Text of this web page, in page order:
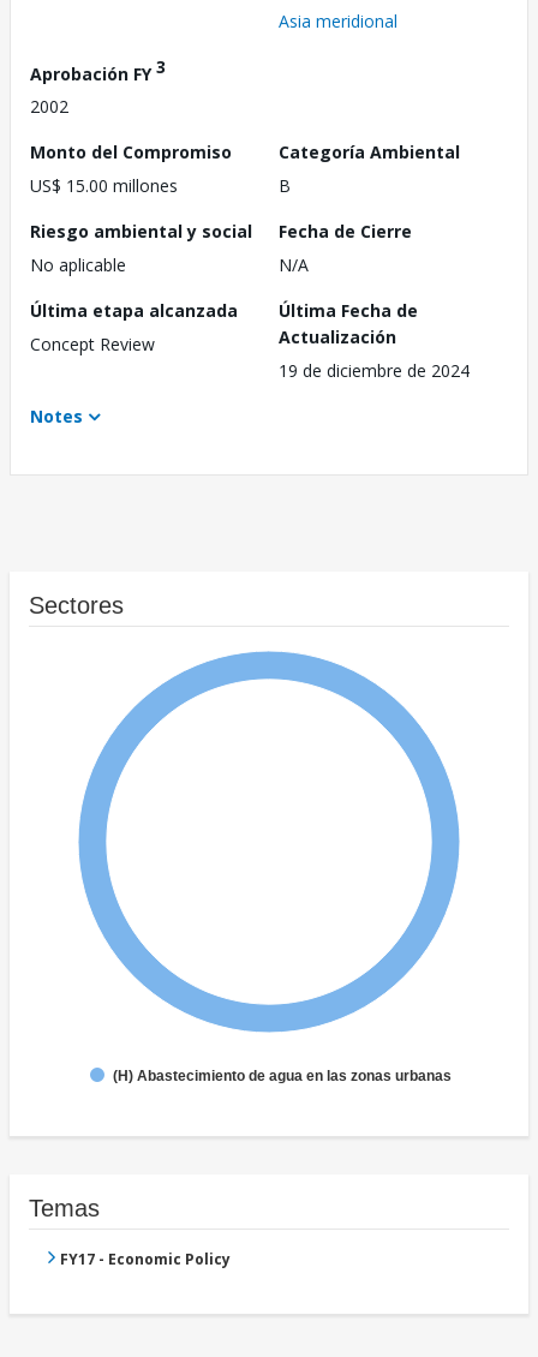
Asia meridional
Aprobación FY3
2002
Monto del Compromiso
US$ 15.00 millones
Categoría Ambiental
B
Riesgo ambiental y social
No aplicable
Fecha de Cierre
N/A
Última etapa alcanzada
Concept Review
Última Fecha de
Actualización
19 de diciembre de 2024
Notes
Sectores
(H) Abastecimiento de agua en las zonas urbanas
Temas
FY17 - Economic Policy